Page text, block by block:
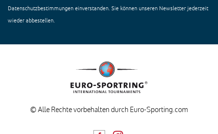
Datenschutzbestimmungen einverstanden . Sie können unseren Newsletter jederzeit
wieder abbestellen.
© Alle Rechte vorbehalten durch Euro-Sporting.com